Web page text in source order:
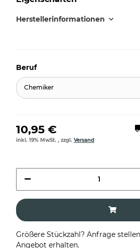
Herstellerinformationen
Beruf
Chemiker
10,95 €
inkl. 19% MwSt. , zzgl. Versand
Größere Stückzahl? Anfrage
Angebot erhalten.